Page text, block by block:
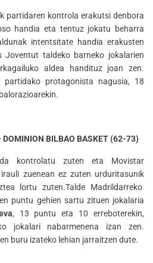
partidaren kontrola erakutsi denbora
handia eta tentuz jokatu beharra
intentsitate handia erakusten
Joventut taldeko barneko jokalarien
aldea handituz joan zen.
protagonista nagusia, 18
DOMINION BILBAO BASKET (62-73)
kontrolatu zuten eta Movistar
zuenean ez zuten urduritasunik
lortu zuten.Talde Madrildarreko
puntu gehien sartu zituen jokalaria
, 13 puntu eta 10 erreboterekin,
jokalari nabarmenena izan zen.
buru izateko lehian jarraitzen dute.